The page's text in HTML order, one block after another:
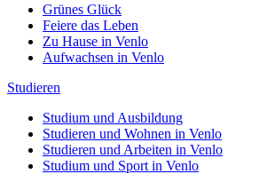
Grünes Glück
Feiere das Leben
Zu Hause in Venlo
Aufwachsen in Venlo
Studieren
Studium und Ausbildung
Studieren und Wohnen in Venlo
Studieren und Arbeiten in Venlo
Studium und Sport in Venlo